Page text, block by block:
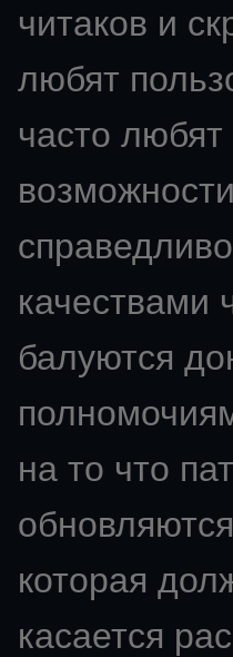
читаков и
любят
часто любят
качествами
балуются
на то что
которая
касается